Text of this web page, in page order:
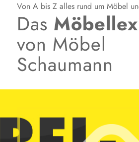
Von A bis Z alles rund um Möbel
Das
von Möbel
Schaumann